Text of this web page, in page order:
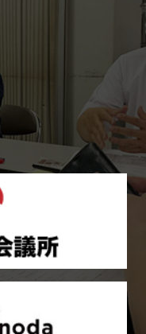
リが小野田にやっ